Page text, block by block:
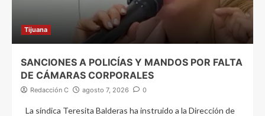
Tijuana
SANCIONES A POLICÍAS Y MANDOS POR FALTA
DE CÁMARAS CORPORALES
Redacción C agosto 7, 2026 0
La síndica Teresita Balderas ha instruido a la Dirección de